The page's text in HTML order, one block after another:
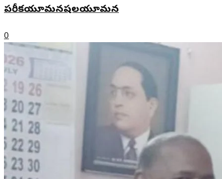
పరీకయూమనషలయూమన
0